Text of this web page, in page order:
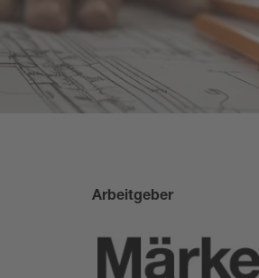
Arbeitgeber